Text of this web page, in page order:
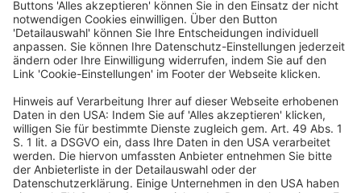
Einspruchsverfahren sind in den meisten Fällen bei den
Finanzämtern ruhend gestellt. Die Antragstellung bei
Gericht mit dem vorformulierten Text erfolgt auch bei
anderen Finanzgerichten im ganzen Bundesgebiet, wie der
In den nun getroffenen Entscheidungen hat das
Finanzgericht entschieden, dass Zweifel an der
Verfassungsmäßigkeit nicht bestehen. Außerdem weist
das Gericht darauf hin, dass nach höchstrichterlicher